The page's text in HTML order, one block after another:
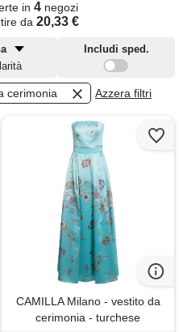
in 4 negozi
da 20,33 €
Includi sped.
cerimonia Azzera filtri
CAMILLA Milano - vestito da
cerimonia - turchese